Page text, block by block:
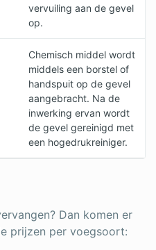
vervuiling aan de gevel
op.
Chemisch middel wordt
middels een borstel of
handspuit op de gevel
aangebracht. Na de
inwerking ervan wordt
de gevel gereinigd met
een hogedrukreiniger.
Dan komen er
prijzen per voegsoort: